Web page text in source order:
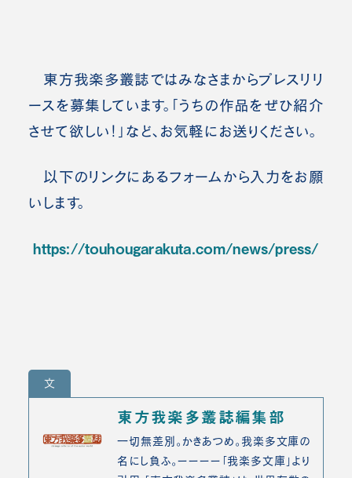
東方我楽多叢誌ではみなさまからプレスリリ
ースを募集しています。「うちの作品をぜひ紹介
させて欲しい！」など、 お気軽にお送りください。
以下のリンクにあるフォームから入力をお願
いします。
https://touhougarakuta.com/news/press/
文
東方我楽多叢誌編集部
一切無差別。かきあつめ。我楽多文庫の
名にし負ふ。ーーーー「我楽多文庫」より